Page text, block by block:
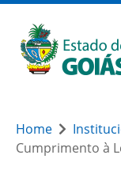
Home
Cumprimento à